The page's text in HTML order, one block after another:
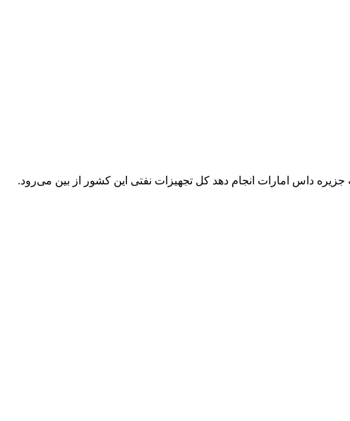
داس امارات انجام دهد کل تجهیزات نفتی این کشور از بین می‌رود.